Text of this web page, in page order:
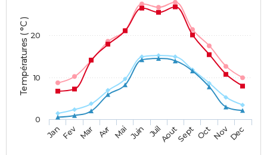
Températures ( °C )
JanFev Mar Avr Mai Juin JuilAoutSept OctNovDec
0
10
20